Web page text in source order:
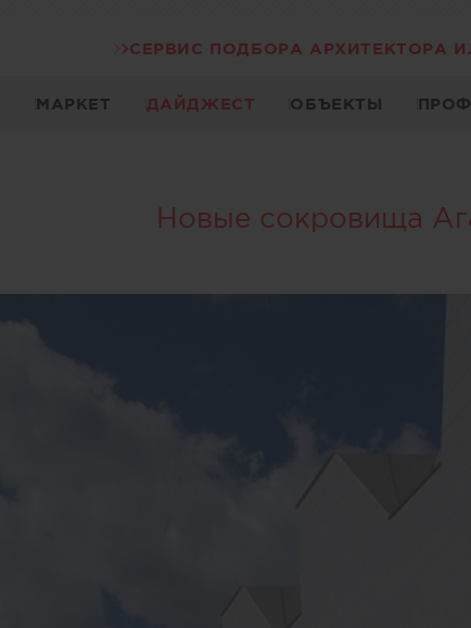
СЕРВИС ПОДБОРА АРХИТЕКТОРА
МАРКЕТ ДАЙДЖЕСТ ОБЪЕКТЫ
Новые сокровища